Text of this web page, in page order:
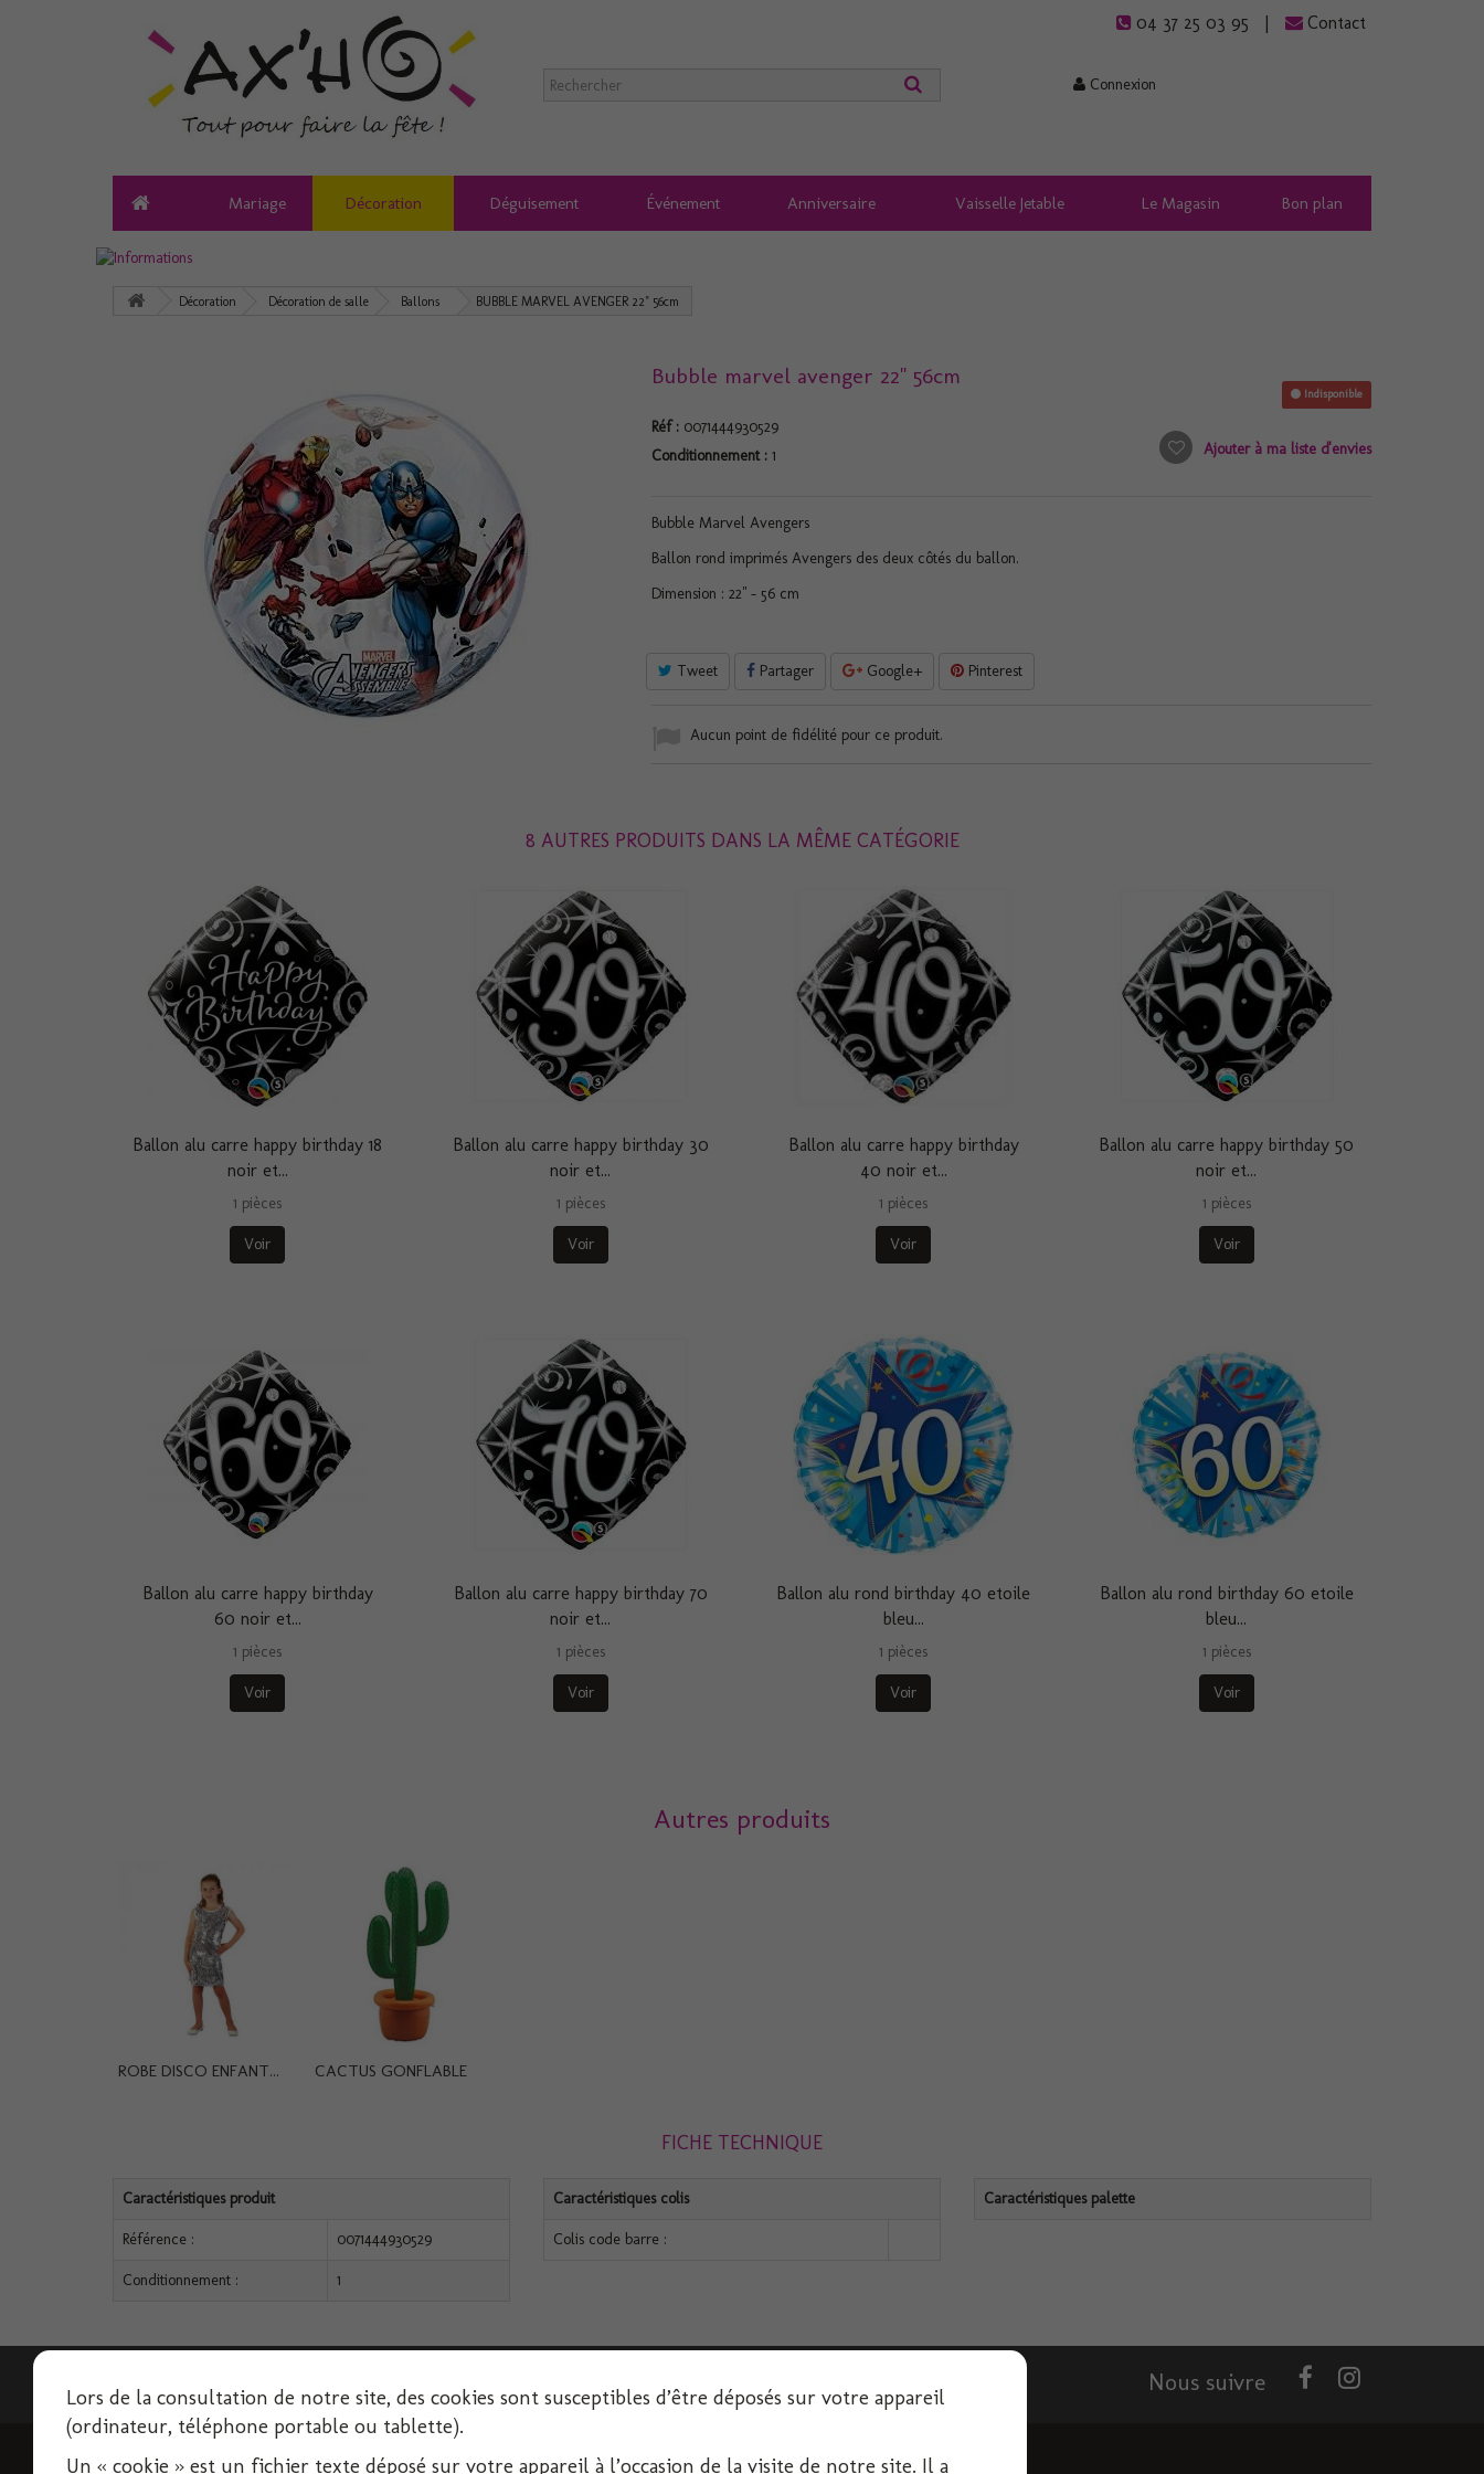
04 37 25 03 95 Contact
Connexion
Mariage Décoration Déguisement Événement Anniversaire Vaisselle Jetable Le Magasin Bon plan
Décoration Décoration de salle Ballons BUBBLE MARVEL AVENGER 22" 56cm
Bubble marvel avenger 22" 56cm
Réf : 0071444930529
Conditionnement : 1
Indisponible
Ajouter à ma liste d'envies
Bubble Marvel Avengers
Ballon rond imprimés Avengers des deux côtés du ballon.
Dimension : 22" - 56 cm
Tweet Partager Google+ Pinterest
Aucun point de fidélité pour ce produit.
8 AUTRES PRODUITS DANS LA MÊME CATÉGORIE
Ballon alu carre happy birthday 18
noir et...
1 pièces
Voir
Ballon alu carre happy birthday 30
noir et...
1 pièces
Voir
Ballon alu carre happy birthday
40 noir et...
1 pièces
Voir
Ballon alu carre happy birthday 50
noir et...
1 pièces
Voir
Ballon alu carre happy birthday
60 noir et...
1 pièces
Voir
Ballon alu carre happy birthday 70
noir et...
1 pièces
Voir
Ballon alu rond birthday 40 etoile
bleu...
1 pièces
Voir
Ballon alu rond birthday 60 etoile
bleu...
1 pièces
Voir
Autres produits
ROBE DISCO ENFANT... CACTUS GONFLABLE
FICHE TECHNIQUE
Caractéristiques produit
Référence : 0071444930529
Conditionnement : 1
Caractéristiques colis
Colis code barre :
Caractéristiques palette
Nous suivre
Lors de la consultation de notre site, des cookies sont susceptibles d’être déposés sur votre appareil
(ordinateur, téléphone portable ou tablette).
Un « cookie » est un fichier texte déposé sur votre appareil à l’occasion de la visite de notre site. Il a